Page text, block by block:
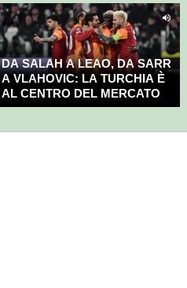
DA SALAH A LEAO, DA SARR
A VLAHOVIC: LA TURCHIA È
AL CENTRO DEL MERCATO